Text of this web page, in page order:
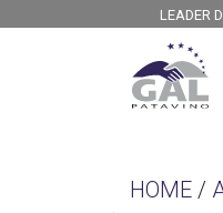
LEADER
HOME /